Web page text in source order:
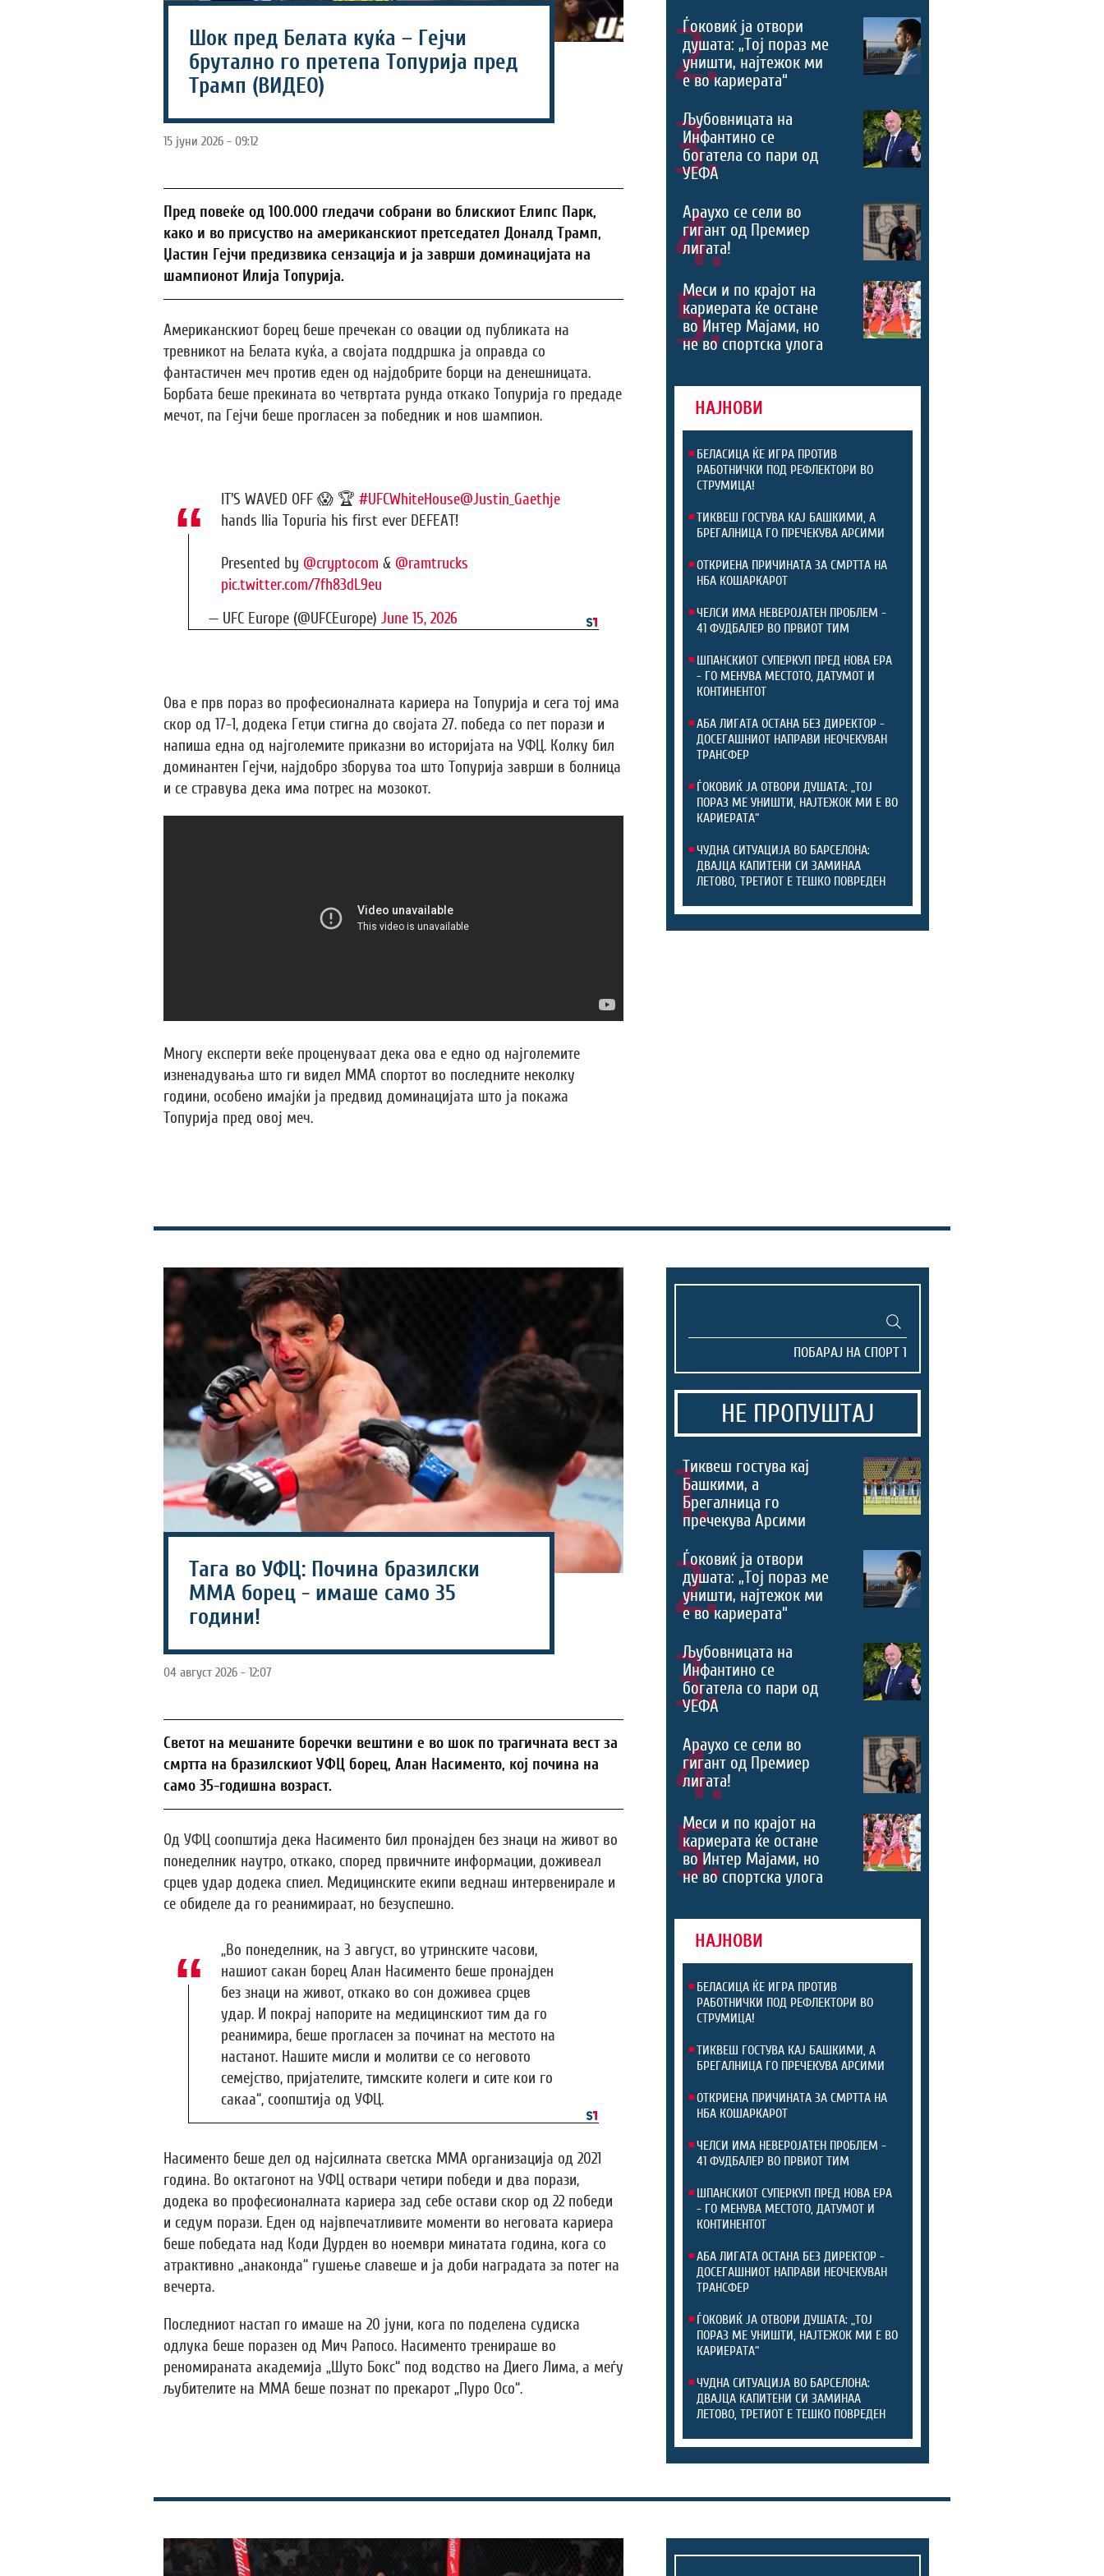
Шок пред Белата куќа – Гејчи
брутално го претепа Топурија пред
Трамп (ВИДЕО)
15 јуни 2026 - 09:12
Пред повеќе од 100.000 гледачи собрани во блискиот Елипс Парк,
како и во присуство на американскиот претседател Доналд Трамп,
Џастин Гејчи предизвика сензација и ја заврши доминацијата на
шампионот Илија Топурија.
Американскиот борец беше пречекан со овации од публиката на
тревникот на Белата куќа, а својата поддршка ја оправда со
фантастичен меч против еден од најдобрите борци на денешницата.
Борбата беше прекината во четвртата рунда откако Топурија го предаде
мечот, па Гејчи беше прогласен за победник и нов шампион.
IT'S WAVED OFF 😱 🏆 #UFCWhiteHouse@Justin_Gaethje
hands Ilia Topuria his first ever DEFEAT!
Presented by @cryptocom & @ramtrucks
pic.twitter.com/7fh83dL9eu
— UFC Europe (@UFCEurope) June 15, 2026
Ова е прв пораз во професионалната кариера на Топурија и сега тој има
скор од 17-1, додека Гетџи стигна до својата 27. победа со пет порази и
напиша една од најголемите приказни во историјата на УФЦ. Колку бил
доминантен Гејчи, најдобро зборува тоа што Топурија заврши в болница
и се стравува дека има потрес на мозокот.
Многу експерти веќе проценуваат дека ова е едно од најголемите
изненадувања што ги видел ММА спортот во последните неколку
години, особено имајќи ја предвид доминацијата што ја покажа
Топурија пред овој меч.
2.
Ѓоковиќ ја отвори
душата: „Тој пораз ме
уништи, најтежок ми
е во кариерата“
3.
Љубовницата на
Инфантино се
богатела со пари од
УЕФА
4.
Араухо се сели во
гигант од Премиер
лигата!
5.
Меси и по крајот на
кариерата ќе остане
во Интер Мајами, но
не во спортска улога
НАЈНОВИ
БЕЛАСИЦА ЌЕ ИГРА ПРОТИВ
РАБОТНИЧКИ ПОД РЕФЛЕКТОРИ ВО
СТРУМИЦА!
ТИКВЕШ ГОСТУВА КАЈ БАШКИМИ, А
БРЕГАЛНИЦА ГО ПРЕЧЕКУВА АРСИМИ
ОТКРИЕНА ПРИЧИНАТА ЗА СМРТТА НА
НБА КОШАРКАРОТ
ЧЕЛСИ ИМА НЕВЕРОЈАТЕН ПРОБЛЕМ -
41 ФУДБАЛЕР ВО ПРВИОТ ТИМ
ШПАНСКИОТ СУПЕРКУП ПРЕД НОВА ЕРА
- ГО МЕНУВА МЕСТОТО, ДАТУМОТ И
КОНТИНЕНТОТ
АБА ЛИГАТА ОСТАНА БЕЗ ДИРЕКТОР -
ДОСЕГАШНИОТ НАПРАВИ НЕОЧЕКУВАН
ТРАНСФЕР
ЃОКОВИЌ ЈА ОТВОРИ ДУШАТА: „ТОЈ
ПОРАЗ МЕ УНИШТИ, НАЈТЕЖОК МИ Е ВО
КАРИЕРАТА“
ЧУДНА СИТУАЦИЈА ВО БАРСЕЛОНА:
ДВАЈЦА КАПИТЕНИ СИ ЗАМИНАА
ЛЕТОВО, ТРЕТИОТ Е ТЕШКО ПОВРЕДЕН
Тага во УФЦ: Почина бразилски
ММА борец - имаше само 35
години!
04 август 2026 - 12:07
Светот на мешаните боречки вештини е во шок по трагичната вест за
смртта на бразилскиот УФЦ борец, Алан Насименто, кој почина на
само 35-годишна возраст.
Од УФЦ соопштија дека Насименто бил пронајден без знаци на живот во
понеделник наутро, откако, според првичните информации, доживеал
срцев удар додека спиел. Медицинските екипи веднаш интервенирале и
се обиделе да го реанимираат, но безуспешно.
„Во понеделник, на 3 август, во утринските часови,
нашиот сакан борец Алан Насименто беше пронајден
без знаци на живот, откако во сон доживеа срцев
удар. И покрај напорите на медицинскиот тим да го
реанимира, беше прогласен за починат на местото на
настанот. Нашите мисли и молитви се со неговото
семејство, пријателите, тимските колеги и сите кои го
сакаа“, соопштија од УФЦ.
Насименто беше дел од најсилната светска ММА организација од 2021
година. Во октагонот на УФЦ оствари четири победи и два порази,
додека во професионалната кариера зад себе остави скор од 22 победи
и седум порази. Еден од највпечатливите моменти во неговата кариера
беше победата над Коди Дурден во ноември минатата година, кога со
атрактивно „анаконда“ гушење славеше и ја доби наградата за потег на
вечерта.
Последниот настап го имаше на 20 јуни, кога по поделена судиска
одлука беше поразен од Мич Рапосо. Насименто тренираше во
реномираната академија „Шуто Бокс“ под водство на Диего Лима, а меѓу
љубителите на ММА беше познат по прекарот „Пуро Осо“.
НЕ ПРОПУШТАЈ
1.
Тиквеш гостува кај
Башкими, а
Брегалница го
пречекува Арсими
2.
Ѓоковиќ ја отвори
душата: „Тој пораз ме
уништи, најтежок ми
е во кариерата“
3.
Љубовницата на
Инфантино се
богатела со пари од
УЕФА
4.
Араухо се сели во
гигант од Премиер
лигата!
5.
Меси и по крајот на
кариерата ќе остане
во Интер Мајами, но
не во спортска улога
НАЈНОВИ
БЕЛАСИЦА ЌЕ ИГРА ПРОТИВ
РАБОТНИЧКИ ПОД РЕФЛЕКТОРИ ВО
СТРУМИЦА!
ТИКВЕШ ГОСТУВА КАЈ БАШКИМИ, А
БРЕГАЛНИЦА ГО ПРЕЧЕКУВА АРСИМИ
ОТКРИЕНА ПРИЧИНАТА ЗА СМРТТА НА
НБА КОШАРКАРОТ
ЧЕЛСИ ИМА НЕВЕРОЈАТЕН ПРОБЛЕМ -
41 ФУДБАЛЕР ВО ПРВИОТ ТИМ
ШПАНСКИОТ СУПЕРКУП ПРЕД НОВА ЕРА
- ГО МЕНУВА МЕСТОТО, ДАТУМОТ И
КОНТИНЕНТОТ
АБА ЛИГАТА ОСТАНА БЕЗ ДИРЕКТОР -
ДОСЕГАШНИОТ НАПРАВИ НЕОЧЕКУВАН
ТРАНСФЕР
ЃОКОВИЌ ЈА ОТВОРИ ДУШАТА: „ТОЈ
ПОРАЗ МЕ УНИШТИ, НАЈТЕЖОК МИ Е ВО
КАРИЕРАТА“
ЧУДНА СИТУАЦИЈА ВО БАРСЕЛОНА:
ДВАЈЦА КАПИТЕНИ СИ ЗАМИНАА
ЛЕТОВО, ТРЕТИОТ Е ТЕШКО ПОВРЕДЕН